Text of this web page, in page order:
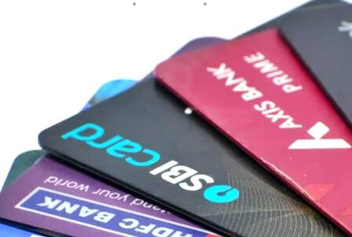
దేశవ్యాప్తంగా క్రెడిట్ కార్డు ద్వార జరుపుతున్న
క్రెడిట్‌ కార్డుద్వారా చేస్తున్న ఖర్చు (Credit Card
కేవలం ఒక్క నెలలోనే రూ.1.78లక్షల కోట్ల
2023 సెప్టెంబరులో నమోదైన రూ.1.42లక్షల
సేల్‌(PoS),ఇ-కామర్స్‌ లావాదేవీలు వృద్ధికి దోహదం చేసింది.